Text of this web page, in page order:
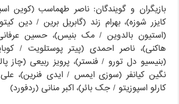
بازیگران و گویندگان: ناصر طهماسب (کوین
کایزر شوزه)، بهرام زند (گابریل برین / دین
(استیون بالدوین / مک بنیس)، حسین
هاکنی)، ناصر احمدی (پیتر پوستلویت /
(بنیسیو دل تورو / فنستر)، پرویز ربیعی (چاز
نگین کیانفر (سوزی ایمس / ایدی فنرین)،
کارلو اسپوزیتو / جک بائر)، اکبر منانی (ردفورد)